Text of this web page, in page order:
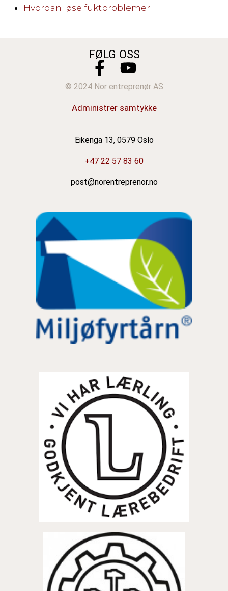
Hvordan løse fuktproblemer
FØLG OSS
© 2024 Nor entreprenør AS
Administrer samtykke
Eikenga 13, 0579 Oslo
+47 22 57 83 60
post@norentreprenor.no